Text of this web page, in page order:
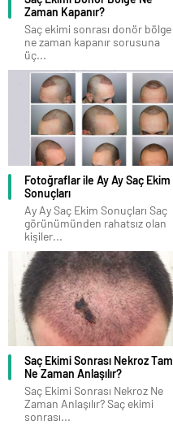
Zaman Kapanır?
Saç ekimi sonrası donör bölge
ne zaman kapanır sorusuna
üç...
Fotoğraflar ile Ay Ay Saç Ekim
Sonuçları
Ay Ay Saç Ekim Sonuçları Saç
görünümünden rahatsız olan
kişiler...
Saç Ekimi Sonrası Nekroz Tam
Ne Zaman Anlaşılır?
Saç Ekimi Sonrası Nekroz Ne
Zaman Anlaşılır? Saç ekimi
sonrası...